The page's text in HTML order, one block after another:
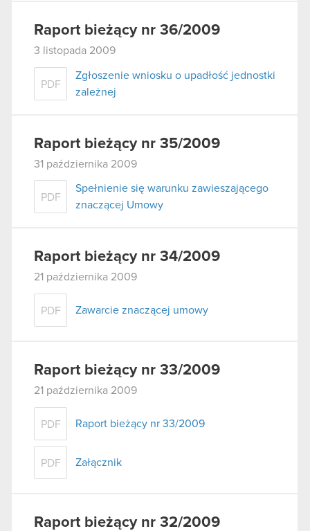
Raport bieżący nr 36/2009
3 listopada 2009
PDF
Zgłoszenie wniosku o upadłość jednostki
zależnej
Raport bieżący nr 35/2009
31 października 2009
PDF
Spełnienie się warunku zawieszającego
znaczącej Umowy
Raport bieżący nr 34/2009
21 października 2009
PDF Zawarcie znaczącej umowy
Raport bieżący nr 33/2009
21 października 2009
PDF Raport bieżący nr 33/2009
PDF Załącznik
Raport bieżący nr 32/2009